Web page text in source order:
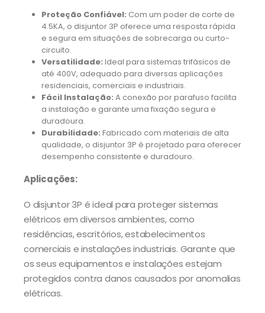
Proteção Confiável: Com um poder de corte de
4.5KA, o disjuntor 3P oferece uma resposta rápida
e segura em situações de sobrecarga ou curto-
circuito.
Versatilidade: Ideal para sistemas trifásicos de
até 400V, adequado para diversas aplicações
residenciais, comerciais e industriais.
Fácil Instalação: A conexão por parafuso facilita
a instalação e garante uma fixação segura e
duradoura.
Durabilidade: Fabricado com materiais de alta
qualidade, o disjuntor 3P é projetado para oferecer
desempenho consistente e duradouro.
Aplicações:
O disjuntor 3P é ideal para proteger sistemas
elétricos em diversos ambientes, como
residências, escritórios, estabelecimentos
comerciais e instalações industriais. Garante que
os seus equipamentos e instalações estejam
protegidos contra danos causados por anomalias
elétricas.